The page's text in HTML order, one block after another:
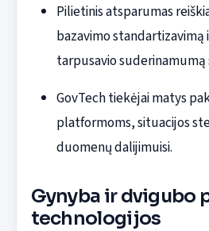
Pilietinis atsparumas
bazavimo
tarpusavio
GovTech tiekėjai matys
platformoms, situacijos
duomenų dalijimuisi.
Gynyba ir dvigubo
technologijos